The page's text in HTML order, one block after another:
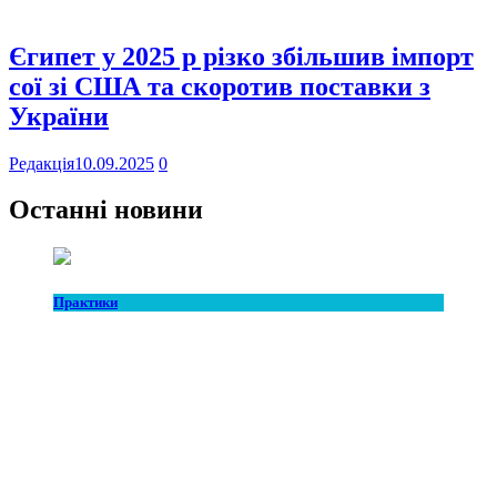
Єгипет у 2025 р різко збільшив імпорт
сої зі США та скоротив поставки з
України
Редакція10.09.2025 0
Останні новини
Практики